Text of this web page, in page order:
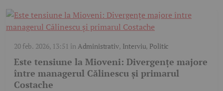
20 feb. 2026, 13:51 în Administrativ, Interviu, Politic
Este tensiune la Mioveni: Divergențe majore
între managerul Călinescu și primarul
Costache